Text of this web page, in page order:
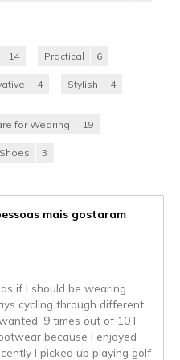
14 Practical 6
4 Stylish 4
for Wearing 19
3
mais gostaram
if I should be wearing
cycling through different
9 times out of 10 I
because I enjoyed
I picked up playing golf